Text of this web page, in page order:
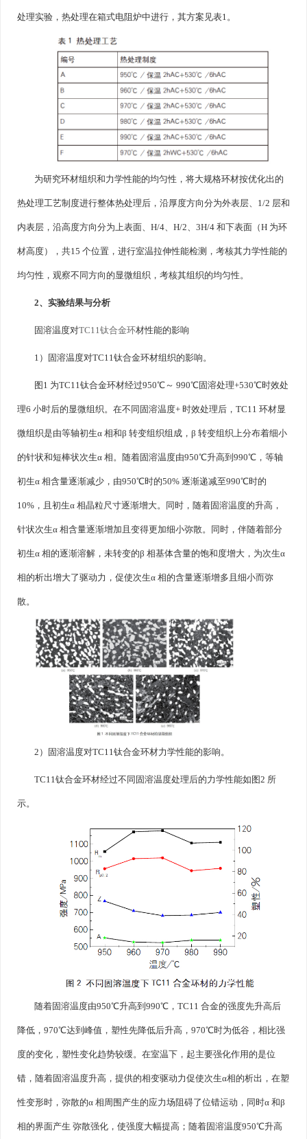
处理实验，热处理在箱式电阻炉中进行，其方案见表1。
为研究环材组织和力学性能的均匀性，将大规格环材按优化出的
热处理工艺制度进行整体热处理后，沿厚度方向分为外表层、1/2 层和
内表层，沿高度方向分为上表面、H/4、H/2、3H/4 和下表面（H 为环
材高度），共15 个位置，进行室温拉伸性能检测，考核其力学性能的
均匀性，观察不同方向的显微组织，考核其组织的均匀性。
2、实验结果与分析
固溶温度对TC11钛合金环材性能的影响
1）固溶温度对TC11钛合金环材组织的影响。
图1 为TC11钛合金环材经过950℃～ 990℃固溶处理+530℃时效处
理6 小时后的显微组织。在不同固溶温度+ 时效处理后，TC11 环材显
微组织是由等轴初生α 相和β 转变组织组成，β 转变组织上分布着细小
的针状和短棒状次生α 相。随着固溶温度由950℃升高到990℃，等轴
初生α 相含量逐渐减少，由950℃时的50% 逐渐递减至990℃时的
10%，且初生α 相晶粒尺寸逐渐增大。同时，随着固溶温度的升高，
针状次生α 相含量逐渐增加且变得更加细小弥散。同时，伴随着部分
初生α 相的逐渐溶解，未转变的β 相基体含量的饱和度增大，为次生α
相的析出增大了驱动力，促使次生α 相的含量逐渐增多且细小而弥
散。
2）固溶温度对TC11钛合金环材力学性能的影响。
TC11钛合金环材经过不同固溶温度处理后的力学性能如图2 所
示。
随着固溶温度由950℃升高到990℃，TC11 合金的强度先升高后
降低，970℃达到峰值，塑性先降低后升高，970℃时为低谷，相比强
度的变化，塑性变化趋势较缓。在室温下，起主要强化作用的是位
错，随着固溶温度升高，提供的相变驱动力促使次生α相的析出，在塑
性变形时，弥散的α 相周围产生的应力场阻碍了位错运动，同时α 和β
相的界面产生 弥散强化，使强度大幅提高；随着固溶温度950℃升高